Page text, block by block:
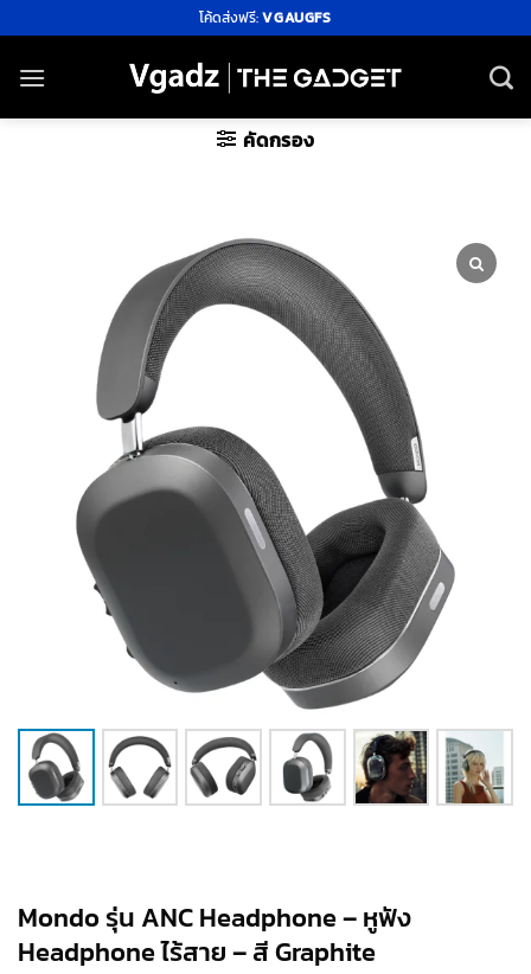
ไป
ยัง
โค้ดส่งฟรี:VGAUGFS
คัดกรอง
Mondo รุ่น ANC Headphone – หูฟัง
Headphone ไร้สาย – สี Graphite